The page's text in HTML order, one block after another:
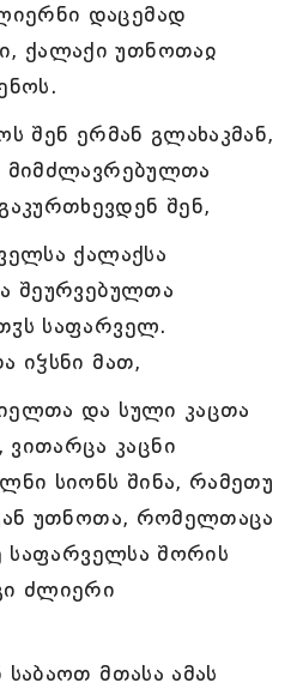
დაცემად
ქალაქი უთნოთაჲ
შენ ერმან გლახაკმან,
მიმძლავრებულთა
შენ,
ქალაქსა
შეურვებულთა
საფარველ.
იჴსნი მათ,
და სული კაცთა
კაცნი
სიონს შინა, რამეთუ
უთნოთა, რომელთაცა
საფარველსა შორის
ძლიერი
მთასა ამას